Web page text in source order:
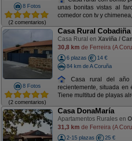
8 Fotos
(2 comentarios)
unas bonitas vistas al
comedor con tv y
8 Fotos
(2 comentarios)
Casa Rural Cobadiña
Casa Rural en Xaviña /
30,8 km de Ferreira (A
6 plazas
14 €
84 km de A Coruña
Casa rural del año
recientemente, situada
Tiene multitud de playas
Casa DonaMaría
Apartamentos Rurales en
31,3 km de Ferreira (A
2-15 plazas
25 €